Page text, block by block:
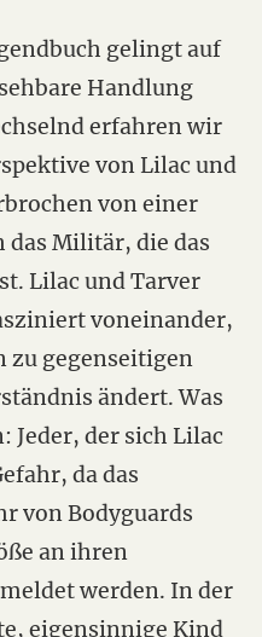
gelingt auf
Handlung
erfahren wir
von Lilac und
von einer
das Militär, die das
Lilac und Tarver
voneinander,
zu gegenseitigen
ändert. Was
Jeder, der sich Lilac
da das
von Bodyguards
an ihren
werden. In der
eigensinnige Kind